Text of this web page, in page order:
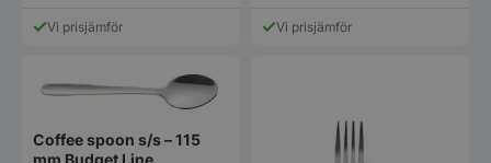
Vi prisjämför Vi prisjämför
Coffee spoon s/s – 115